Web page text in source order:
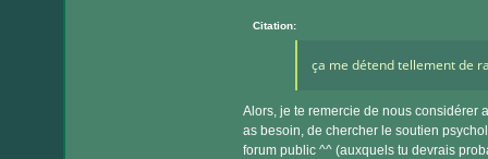
Citation:
ça me détend tellement de
Alors, je te remercie de nous considérer
as besoin, de chercher le soutien
forum public ^^ (auxquels tu devrais